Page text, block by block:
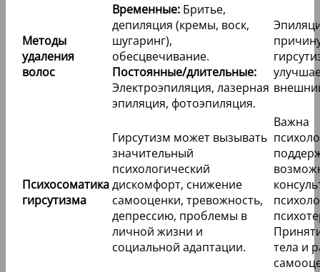
Методы
удаления
волос
Временные: Бритье,
депиляция (кремы, воск,
шугаринг),
обесцвечивание.
Постоянные/длительные:
Электроэпиляция, лазерная
эпиляция, фотоэпиляция.
Психосоматика
гирсутизма
Гирсутизм может вызывать
значительный
психологический
дискомфорт, снижение
самооценки, тревожность,
депрессию, проблемы в
личной жизни и
социальной адаптации.
Важна
тела и